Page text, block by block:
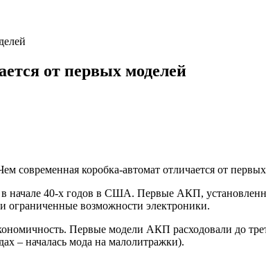
от первых моделей
начале 40-х годов в США. Первые АКП,
возможности электроники.
Первые модели АКП расходовали до
– началась мода на малолитражки).